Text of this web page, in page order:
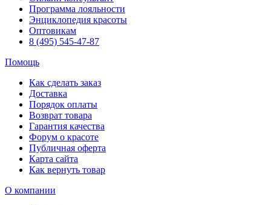
Программа лояльности
Энциклопедия красоты
Оптовикам
8 (495) 545-47-87
Помощь
Как сделать заказ
Доставка
Порядок оплаты
Возврат товара
Гарантия качества
Форум о красоте
Публичная оферта
Карта сайта
Как вернуть товар
О компании